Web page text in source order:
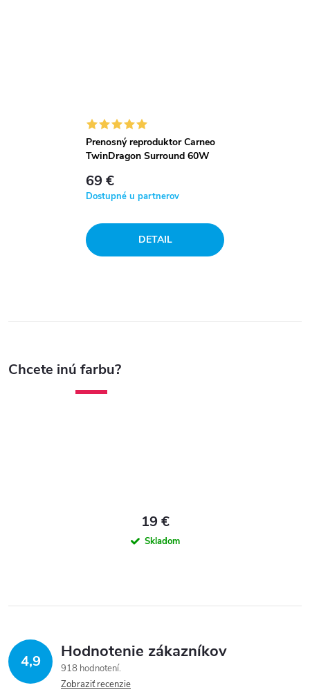
Prenosný reproduktor Carneo
TwinDragon Surround 60W
69 €
Dostupné u partnerov
DETAIL
19 €
Skladom
4,9 Hodnotenie zákazníkov
918 hodnotení
Zobraziť recenzie